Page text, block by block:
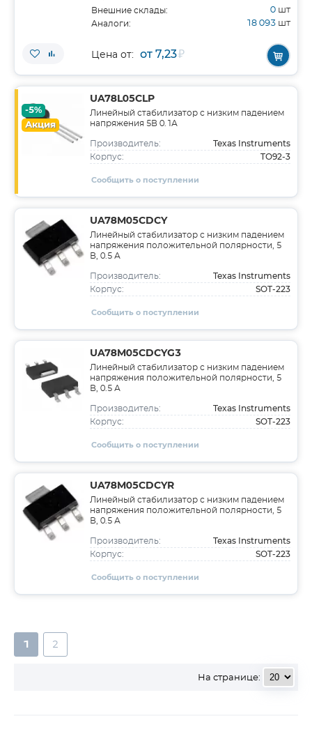
Внешние склады: 0 шт
Аналоги: 18 093 шт
Цена от: от 7,23₽
-5%
Акция
UA78L05CLP
Линейный стабилизатор с низким падением
напряжения 5В 0.1А
Производитель: Texas Instruments
Корпус: TO92-3
Сообщить о поступлении
UA78M05CDCY
Линейный стабилизатор с низким падением
напряжения положительной полярности, 5
В, 0.5 А
Производитель: Texas Instruments
Корпус: SOT-223
Сообщить о поступлении
UA78M05CDCYG3
Линейный стабилизатор с низким падением
напряжения положительной полярности, 5
В, 0.5 А
Производитель: Texas Instruments
Корпус: SOT-223
Сообщить о поступлении
UA78M05CDCYR
Линейный стабилизатор с низким падением
напряжения положительной полярности, 5
В, 0.5 А
Производитель: Texas Instruments
Корпус: SOT-223
Сообщить о поступлении
1 2
На странице: